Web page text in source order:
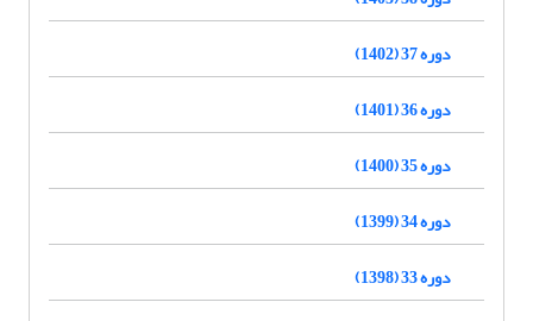
دوره 37 (1402)
دوره 36 (1401)
دوره 35 (1400)
دوره 34 (1399)
دوره 33 (1398)